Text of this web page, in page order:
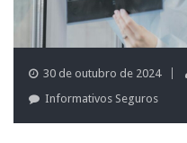
30 de outubro de 2024
Informativos Seguros